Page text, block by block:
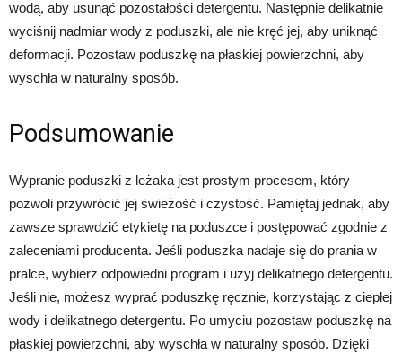
wodą, aby usunąć pozostałości detergentu. Następnie delikatnie
wyciśnij nadmiar wody z poduszki, ale nie kręć jej, aby uniknąć
deformacji. Pozostaw poduszkę na płaskiej powierzchni, aby
wyschła w naturalny sposób.
Podsumowanie
Wypranie poduszki z leżaka jest prostym procesem, który
pozwoli przywrócić jej świeżość i czystość. Pamiętaj jednak, aby
zawsze sprawdzić etykietę na poduszce i postępować zgodnie z
zaleceniami producenta. Jeśli poduszka nadaje się do prania w
pralce, wybierz odpowiedni program i użyj delikatnego detergentu.
Jeśli nie, możesz wyprać poduszkę ręcznie, korzystając z ciepłej
wody i delikatnego detergentu. Po umyciu pozostaw poduszkę na
płaskiej powierzchni, aby wyschła w naturalny sposób. Dzięki